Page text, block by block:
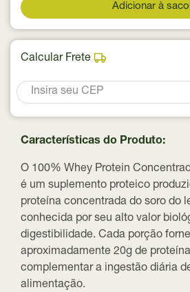
Adicionar à
Calcular Frete
Características do Produto:
O 100% Whey Protein
é um suplemento proteico
proteína concentrada do soro do
conhecida por seu alto valor
digestibilidade. Cada porção
aproximadamente 20g de proteína
complementar a ingestão diária
alimentação.